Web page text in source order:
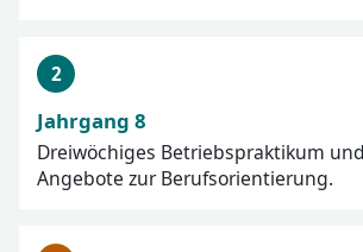
Jahrgang 8
Dreiwöchiges Betriebspraktikum
Angebote zur Berufsorientierung.